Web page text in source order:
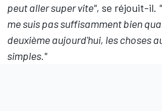
peut aller super vite", se réjouit-il.
me suis pas suffisamment bien
deuxième aujourd'hui, les choses
simples."